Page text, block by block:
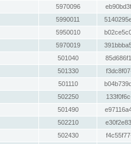
5970096
5990011
5950010
5970019
501040
501330
501110
502250
501490
502210
502430